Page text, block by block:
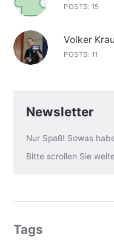
POSTS: 15
Volker
POSTS: 11
Newsletter
Nur Spaß! Sowas
Bitte scrollen Sie
Tags